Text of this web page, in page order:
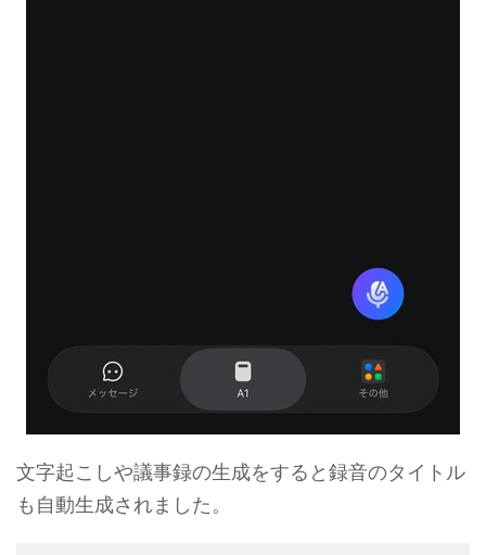
文字起こしや議事録の生成をすると録音のタイトル
も自動生成されました。